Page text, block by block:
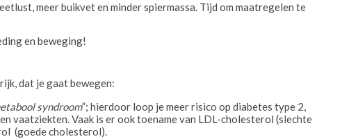
meer buikvet en minder spiermassa. Tijd om maatregelen te
en beweging!
dat je gaat bewegen:
syndroom”; hierdoor loop je meer risico op diabetes type 2,
vaatziekten. Vaak is er ook toename van LDL-cholesterol (slechte
(goede cholesterol).